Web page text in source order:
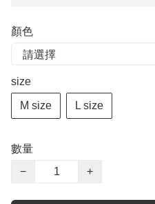
顏色
size
M size L size
數量
−
+